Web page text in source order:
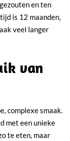
en ten
is 12 maanden,
veel langer
van
complexe smaak.
met een unieke
te eten, maar